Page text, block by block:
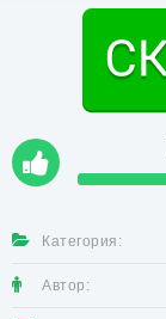
Категория:
Автор: